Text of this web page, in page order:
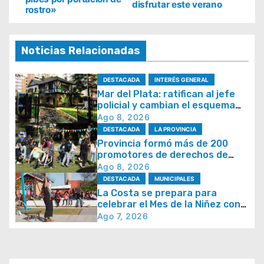
g
a
c
i
ó
n
d
e
e
n
disfrutar este verano
rostro»
Noticias Relacionadas
DESTACADA INTERÉS GENERAL
Mar del Plata: ratifican al jefe
policial y cambian el esquema
de patrullaje
Ago 8, 2026
DESTACADA LA PROVINCIA
Provincia formó más de 200
promotores de derechos de
niñas, niños y adolescentes
Ago 8, 2026
DESTACADA MUNICIPALES
La Costa se prepara para
celebrar el Mes de la Niñez con
juegos y espectáculos
Ago 7, 2026